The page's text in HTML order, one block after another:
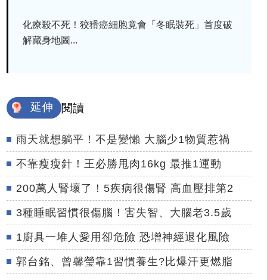
化療殺不死！狡猾癌細胞竟會「冬眠裝死」首度破
解藏身地圖...
延伸 閱讀
雨天就想躺平！不是變懶 大腦少1物質惹禍
不靠瘦瘦針！王必勝甩肉16kg 最推1運動
200萬人腎壞了！5疾病很傷腎 高血壓排第2
3種睡眠習慣很傷腦！害失智、大腦老3.5歲
1廚具一堆人愛用卻危險 恐增神經退化風險
郭台銘、曾馨瑩靠1習慣養生?比爆汗更燃脂